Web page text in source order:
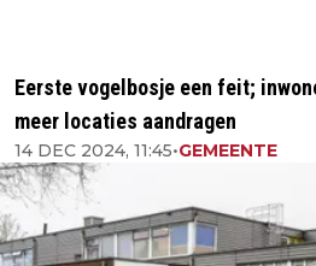
Eerste vogelbosje een feit;
meer locaties aandragen
14 DEC 2024, 11:45•GEMEENTE